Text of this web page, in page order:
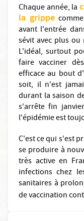
Chaque année, la
la grippe
avant l'entrée
sévit avec plus ou
L'idéal, surtout
faire vacciner
efficace au bout
soit, il n'est
durant la saison
s'arrête fin
l'épidémie est
C'est ce qui s'est
se produire à
très active en
infections chez
sanitaires à
de vaccination